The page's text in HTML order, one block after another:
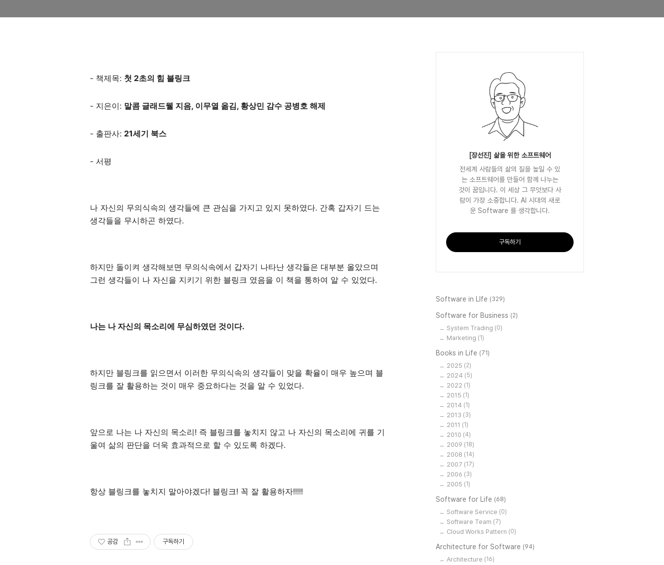
- 책제목: 첫 2초의 힘 블링크
- 지은이: 말콤 글래드웰 지음, 이무열 옮김, 황상민 감수 공병호 해제
- 출판사: 21세기 북스
- 서평
나 자신의 무의식속의 생각들에 큰 관심을 가지고 있지 못하였다. 간혹 갑자기 드는
생각들을 무시하곤 하였다.
하지만 돌이켜 생각해보면 무의식속에서 갑자기 나타난 생각들은 대부분 올았으며
그런 생각들이 나 자신을 지키기 위한 블링크 였음을 이 책을 통하여 알 수 있었다.
나는 나 자신의 목소리에 무심하였던 것이다.
하지만 블링크를 읽으면서 이러한 무의식속의 생각들이 맞을 확율이 매우 높으며 블
링크를 잘 활용하는 것이 매우 중요하다는 것을 알 수 있었다.
앞으로 나는 나 자신의 목소리! 즉 블링크를 놓치지 않고 나 자신의 목소리에 귀를 기
울여 삶의 판단을 더욱 효과적으로 할 수 있도록 하겠다.
항상 블링크를 놓치지 말아야겠다! 블링크! 꼭 잘 활용하자!!!!!
공감 구독하기
[장선진] 삶을 위한 소프트웨어
전세계 사람들의 삶의 질을 높일 수 있
는 소프트웨어를 만들어 함께 나누는
것이 꿈입니다. 이 세상 그 무엇보다 사
람이 가장 소중합니다. AI 시대의 새로
운 Software 를 생각합니다.
구독하기
Software in LIfe (329)
Software for Business (2)
System Trading (0)
Marketing (1)
Books in Life (71)
2025 (2)
2024 (5)
2022 (1)
2015 (1)
2014 (1)
2013 (3)
2011 (1)
2010 (4)
2009 (18)
2008 (14)
2007 (17)
2006 (3)
2005 (1)
Software for Life (68)
Software Service (0)
Software Team (7)
Cloud Works Pattern (0)
Architecture for Software (94)
Architecture (16)